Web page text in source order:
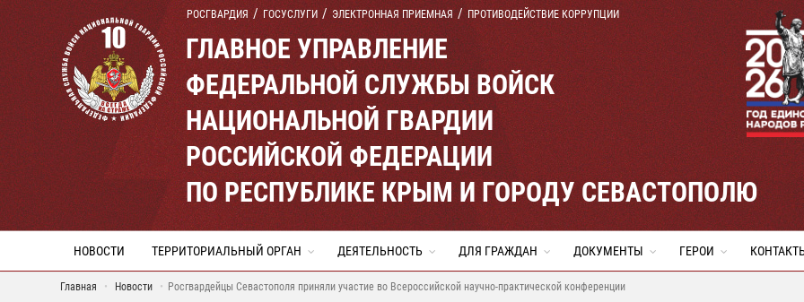
РОСГВАРДИЯ ГОСУСЛУГИ ЭЛЕКТРОННАЯ ПРИЕМНАЯ ПРОТИВОДЕЙСТВИЕ КОРРУПЦИИ
ГЛАВНОЕ УПРАВЛЕНИЕ
ФЕДЕРАЛЬНОЙ СЛУЖБЫ ВОЙСК
НАЦИОНАЛЬНОЙ ГВАРДИИ
РОССИЙСКОЙ ФЕДЕРАЦИИ
ПО РЕСПУБЛИКЕ КРЫМ И ГОРОДУ СЕВАСТОПОЛЮ
НОВОСТИ ТЕРРИТОРИАЛЬНЫЙ ОРГАН ДЕЯТЕЛЬНОСТЬ ДЛЯ ГРАЖДАН ДОКУМЕНТЫ ГЕРОИ
Главная Новости Росгвардейцы Севастополя приняли участие во Всероссийской научно-практической конференции